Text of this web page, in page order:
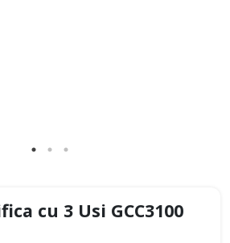
cu 3 Usi GCC3100